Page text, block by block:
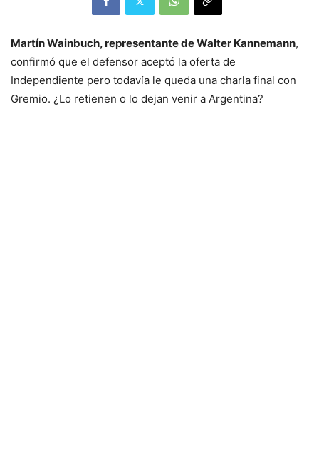
Martín Wainbuch, representante de Walter Kannemann,
confirmó que el defensor aceptó la oferta de
Independiente pero todavía le queda una charla final con
Gremio. ¿Lo retienen o lo dejan venir a Argentina?